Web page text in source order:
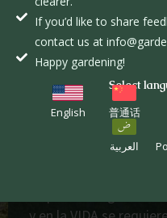
el «desorden» impide
tenga éxito. La
comunidad
«huerto
propósito, horario y
métodos que se
método es mejor. Para
menudo nuestra
If you’d like to share
contact us at
Happy gardening!
Select
English
普通话
العربية